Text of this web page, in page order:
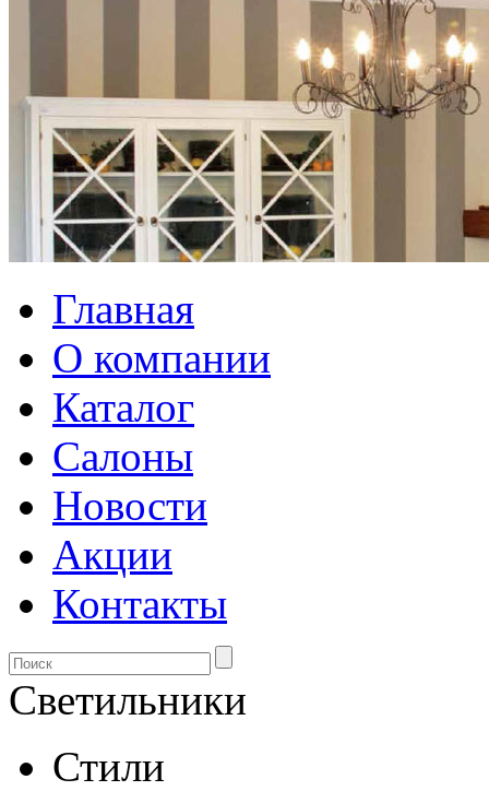
Главная
О компании
Каталог
Салоны
Новости
Акции
Контакты
Светильники
Стили